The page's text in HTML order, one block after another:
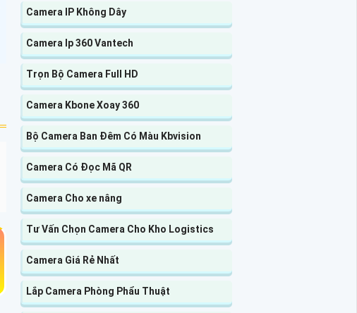
Camera IP Không Dây
Camera Ip 360 Vantech
Trọn Bộ Camera Full HD
Camera Kbone Xoay 360
Bộ Camera Ban Đêm Có Màu Kbvision
Camera Có Đọc Mã QR
Camera Cho xe nâng
Tư Vấn Chọn Camera Cho Kho Logistics
Camera Giá Rẻ Nhất
Lắp Camera Phòng Phẩu Thuật